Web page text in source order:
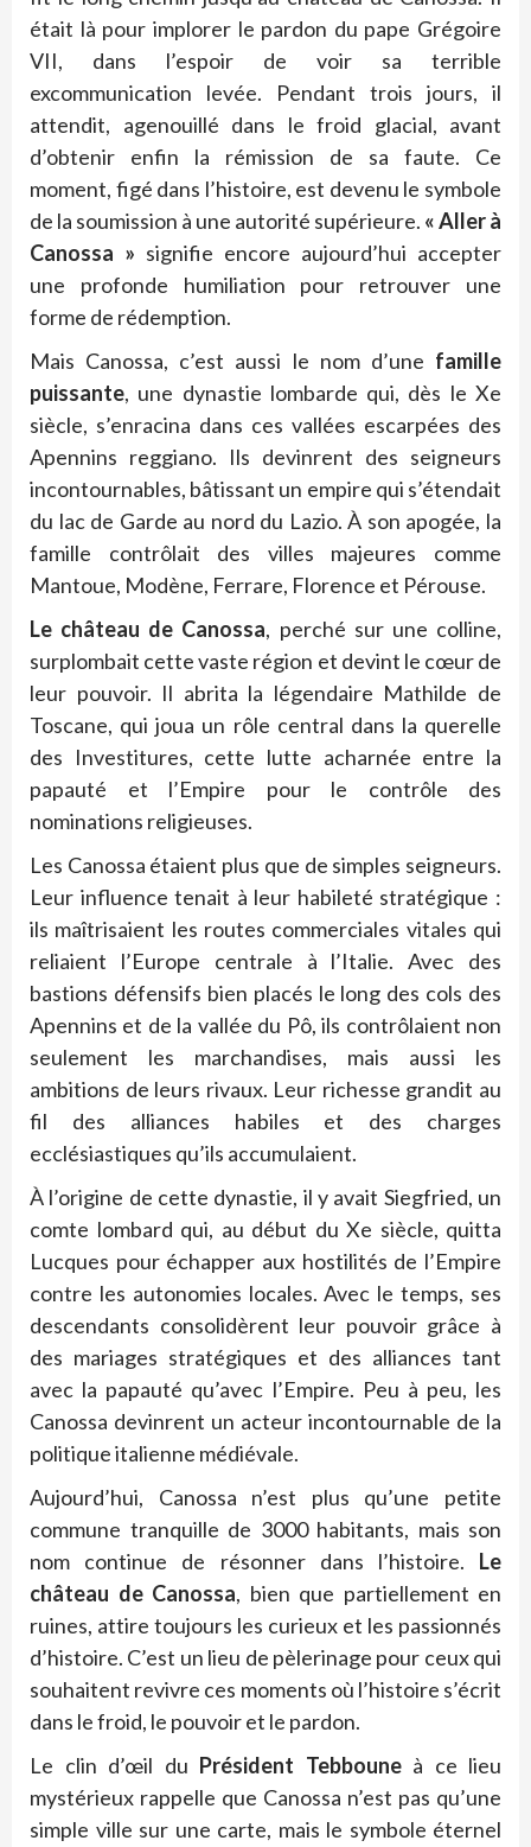
était là pour implorer le pardon du pape Grégoire
VII, dans l’espoir de voir sa terrible
excommunication levée. Pendant trois jours, il
attendit, agenouillé dans le froid glacial, avant
d’obtenir enfin la rémission de sa faute. Ce
moment, figé dans l’histoire, est devenu le symbole
de la soumission à une autorité supérieure. « Aller à
Canossa » signifie encore aujourd’hui accepter
une profonde humiliation pour retrouver une
forme de rédemption.
Mais Canossa, c’est aussi le nom d’une famille
puissante, une dynastie lombarde qui, dès le Xe
siècle, s’enracina dans ces vallées escarpées des
Apennins reggiano. Ils devinrent des seigneurs
incontournables, bâtissant un empire qui s’étendait
du lac de Garde au nord du Lazio. À son apogée, la
famille contrôlait des villes majeures comme
Mantoue, Modène, Ferrare, Florence et Pérouse.
Le château de Canossa, perché sur une colline,
surplombait cette vaste région et devint le cœur de
leur pouvoir. Il abrita la légendaire Mathilde de
Toscane, qui joua un rôle central dans la querelle
des Investitures, cette lutte acharnée entre la
papauté et l’Empire pour le contrôle des
nominations religieuses.
Les Canossa étaient plus que de simples seigneurs.
Leur influence tenait à leur habileté stratégique :
ils maîtrisaient les routes commerciales vitales qui
reliaient l’Europe centrale à l’Italie. Avec des
bastions défensifs bien placés le long des cols des
Apennins et de la vallée du Pô, ils contrôlaient non
seulement les marchandises, mais aussi les
ambitions de leurs rivaux. Leur richesse grandit au
fil des alliances habiles et des charges
ecclésiastiques qu’ils accumulaient.
À l’origine de cette dynastie, il y avait Siegfried, un
comte lombard qui, au début du Xe siècle, quitta
Lucques pour échapper aux hostilités de l’Empire
contre les autonomies locales. Avec le temps, ses
descendants consolidèrent leur pouvoir grâce à
des mariages stratégiques et des alliances tant
avec la papauté qu’avec l’Empire. Peu à peu, les
Canossa devinrent un acteur incontournable de la
politique italienne médiévale.
Aujourd’hui, Canossa n’est plus qu’une petite
commune tranquille de 3000 habitants, mais son
nom continue de résonner dans l’histoire. Le
château de Canossa, bien que partiellement en
ruines, attire toujours les curieux et les passionnés
d’histoire. C’est un lieu de pèlerinage pour ceux qui
souhaitent revivre ces moments où l’histoire s’écrit
dans le froid, le pouvoir et le pardon.
Le clin d’œil du Président Tebbouneà ce lieu
mystérieux rappelle que Canossa n’est pas qu’une
simple ville sur une carte, mais le symbole éternel